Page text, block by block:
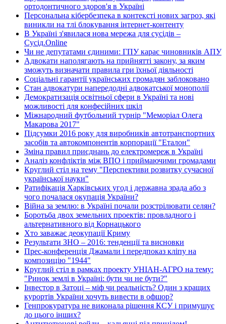
ортодонтичного здоров'я в Україні
Персональна кібербезпека в контексті нових загроз, які
виникли на тлі блокування інтернет-контенту
В Україні з'явилася нова мережа для сусідів –
Сусід.Online
Чи не депутатами єдиними: ГПУ карає чиновників АПУ
Адвокати наполягають на прийнятті закону, за яким
зможуть визначати правила гри їхньої діяльності
Соціальні гарантії українських громадян заблоковано
Стан адвокатури напередодні адвокатської монополії
Демократизація освітньої сфери в Україні та нові
можливості для конфесійних шкіл
Міжнародний футбольний турнір "Меморіал Олега
Макарова 2017"
Підсумки 2016 року для виробників автотранспортних
засобів та автокомпонентів корпорації "Еталон"
Зміна правил приєднань до електромереж в Україні
Аналіз конфліктів між ВПО і приймаючими громадами
Круглий стіл на тему "Перспективи розвитку сучасної
української науки"
Ратифікація Харківських угод і державна зрада або з
чого почалася окупація України?
Війна за землю: в Україні почали розстрілювати селян?
Боротьба двох земельних проектів: провладного і
альтернативного від Корнацького
Хто заважає деокупації Криму
Результати ЗНО – 2016: тенденції та висновки
Прес-конференція Джамали і передпоказ кліпу на
композицію "1944"
Круглий стіл в рамках проекту УНІАН-АГРО на тему:
"Ринок землі в Україні: бути чи не бути?"
Інвестор в Затоці – міф чи реальність? Один з кращих
курортів України хочуть вивести в офшор?
Генпрокуратура не виконала рішення КСУ і примушує
до цього інших?